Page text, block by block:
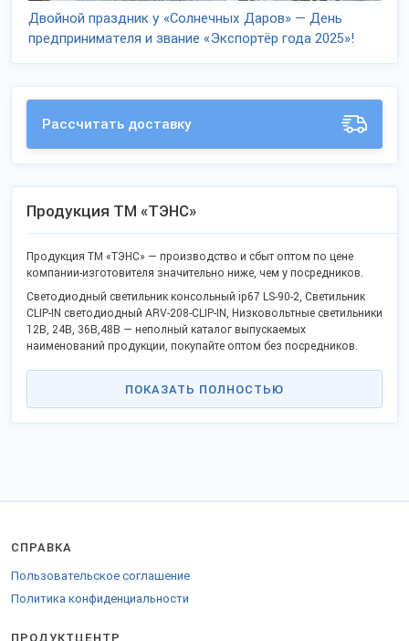
Двойной праздник у «Солнечных Даров» — День
предпринимателя и звание «Экспортёр года 2025»!
Рассчитать доставку
Продукция ТМ «ТЭНС»
Продукция ТМ «ТЭНС» — производство и сбыт оптом по цене
компании-изготовителя значительно ниже, чем у посредников.
Светодиодный светильник консольный ip67 LS-90-2, Cветильник
CLIP-IN cветодиодный ARV-208-CLIP-IN, Низковольтные светильники
12В, 24В, 36В,48В — неполный каталог выпускаемых
наименований продукции, покупайте оптом без посредников.
В каталоге уже известные товары и новая продукция.
Качество отвечает госстандартам или техническим регламентам,
не уступает азиатским аналогам.
Для доставки за рубеж оформляются соответствующие
ПОКАЗАТЬ ПОЛНОСТЬЮ
СПРАВКА
Пользовательское соглашение
Политика конфиденциальности
ПРОДУКТЦЕНТР